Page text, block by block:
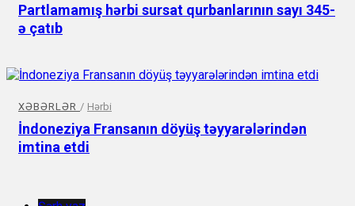
Partlamamış hərbi sursat qurbanlarının sayı 345-
ə çatıb
XƏBƏRLƏR / Hərbi
İndoneziya Fransanın döyüş təyyarələrindən
imtina etdi